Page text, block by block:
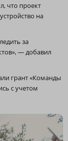
что проект
на
за
— добавил
грант «Команды
с учетом